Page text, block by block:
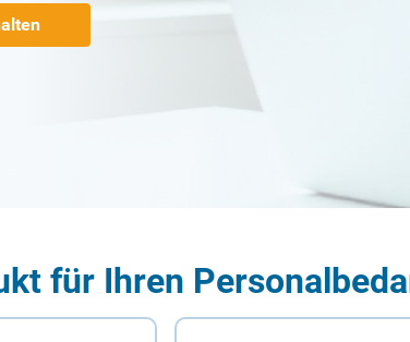
für Ihren